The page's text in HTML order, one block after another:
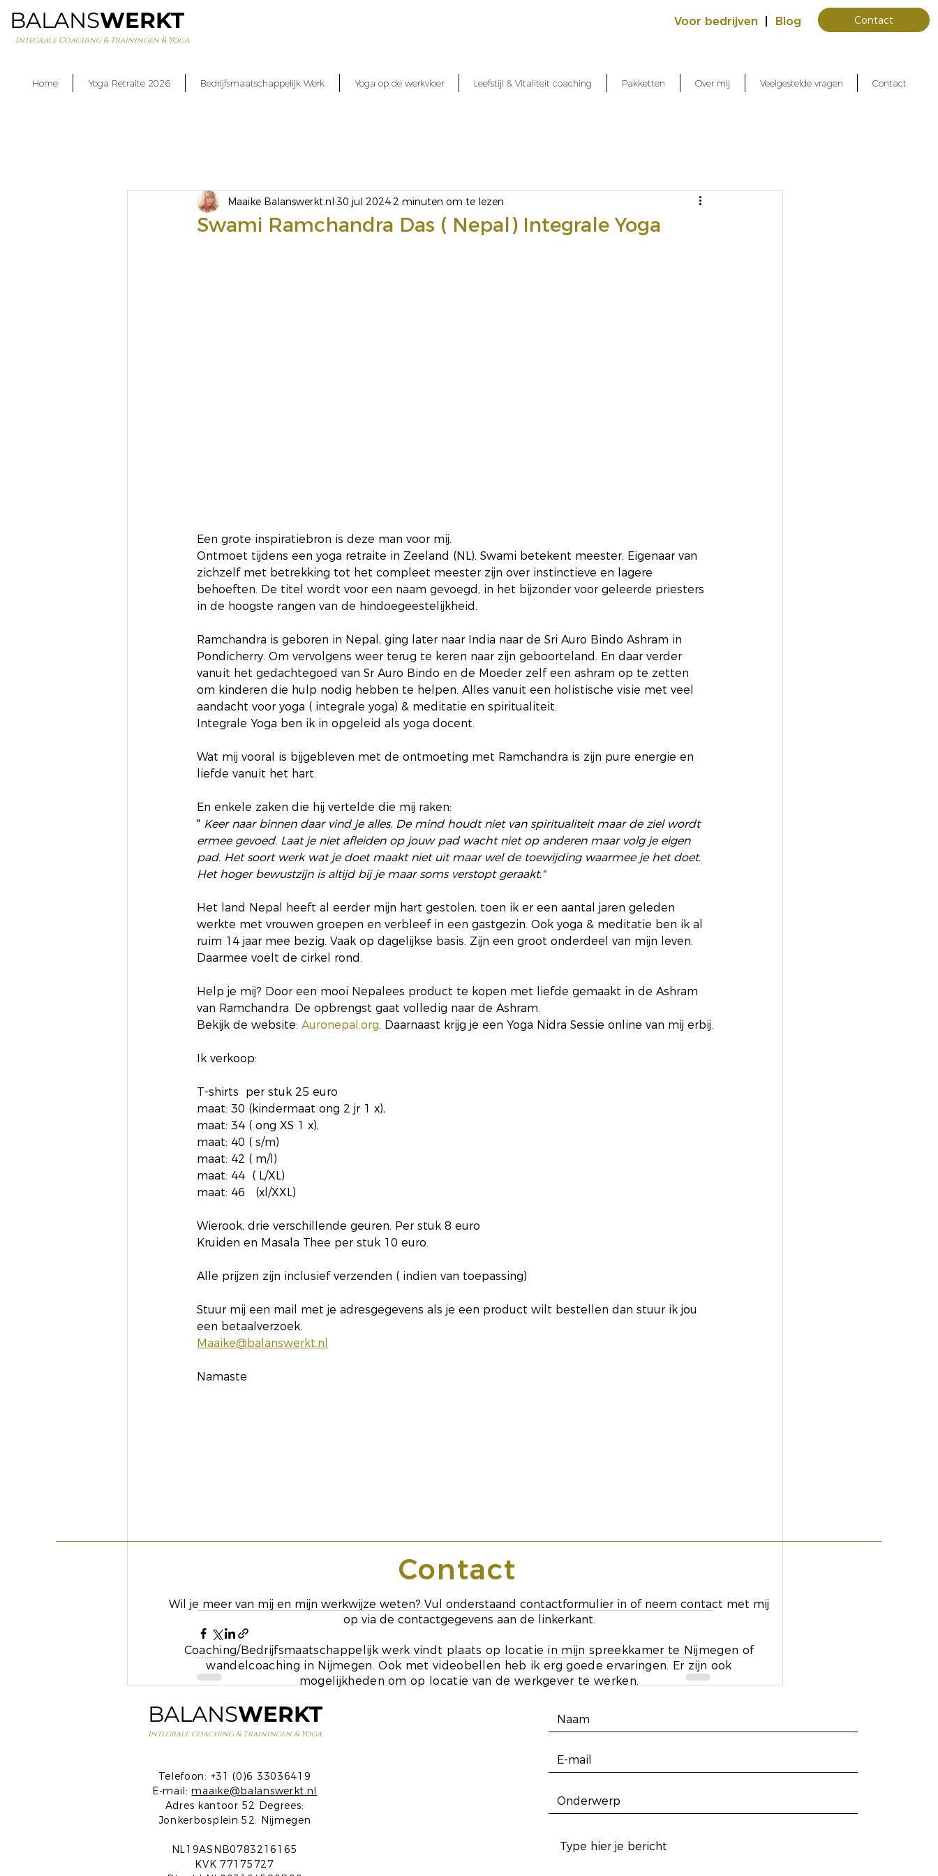
BALANSWERKT
Integrale Coaching & Trainingen & Yoga
Voor bedrijven Blog Contact
Home Yoga Retraite 2026 Bedrijfsmaatschappelijk Werk Yoga op de werkvloer Leefstijl & Vitaliteit coaching Pakketten Over mij Veelgestelde vragen Contact
Swami Ramchandra Das ( Nepal) Integrale Yoga
Maaike Balanswerkt.nl 30 jul 2024 2 minuten om te lezen
Een grote inspiratiebron is deze man voor mij.
Ontmoet tijdens een yoga retraite in Zeeland (NL). Swami betekent meester. Eigenaar van
zichzelf met betrekking tot het compleet meester zijn over instinctieve en lagere
behoeften. De titel wordt voor een naam gevoegd, in het bijzonder voor geleerde priesters
in de hoogste rangen van de hindoegeestelijkheid.
Ramchandra is geboren in Nepal, ging later naar India naar de Sri Auro Bindo Ashram in
Pondicherry. Om vervolgens weer terug te keren naar zijn geboorteland. En daar verder
vanuit het gedachtegoed van Sr Auro Bindo en de Moeder zelf een ashram op te zetten
om kinderen die hulp nodig hebben te helpen. Alles vanuit een holistische visie met veel
aandacht voor yoga ( integrale yoga) & meditatie en spiritualiteit.
Integrale Yoga ben ik in opgeleid als yoga docent.
Wat mij vooral is bijgebleven met de ontmoeting met Ramchandra is zijn pure energie en
liefde vanuit het hart.
En enkele zaken die hij vertelde die mij raken:
" Keer naar binnen daar vind je alles. De mind houdt niet van spiritualiteit maar de ziel wordt
ermee gevoed. Laat je niet afleiden op jouw pad wacht niet op anderen maar volg je eigen
pad. Het soort werk wat je doet maakt niet uit maar wel de toewijding waarmee je het doet.
Het hoger bewustzijn is altijd bij je maar soms verstopt geraakt."
Het land Nepal heeft al eerder mijn hart gestolen, toen ik er een aantal jaren geleden
werkte met vrouwen groepen en verbleef in een gastgezin. Ook yoga & meditatie ben ik al
ruim 14 jaar mee bezig. Vaak op dagelijkse basis. Zijn een groot onderdeel van mijn leven.
Daarmee voelt de cirkel rond.
Help je mij? Door een mooi Nepalees product te kopen met liefde gemaakt in de Ashram
van Ramchandra. De opbrengst gaat volledig naar de Ashram.
Bekijk de website: Auronepal.org. Daarnaast krijg je een Yoga Nidra Sessie online van mij erbij.
Ik verkoop:
T-shirts  per stuk 25 euro
maat: 30 (kindermaat ong 2 jr 1 x),
maat: 34 ( ong XS 1 x),
maat: 40 ( s/m)
maat: 42 ( m/l)
maat: 44  ( L/XL)
maat: 46   (xl/XXL)
Wierook, drie verschillende geuren. Per stuk 8 euro
Kruiden en Masala Thee per stuk 10 euro.
Alle prijzen zijn inclusief verzenden ( indien van toepassing)
Stuur mij een mail met je adresgegevens als je een product wilt bestellen dan stuur ik jou
een betaalverzoek.
Maaike@balanswerkt.nl
Namaste
Recente blogposts
Contact
Wil je meer van mij en mijn werkwijze weten? Vul onderstaand contactformulier in of neem contact met mij
op via de contactgegevens aan de linkerkant.
Coaching/Bedrijfsmaatschappelijk werk vindt plaats op locatie in mijn spreekkamer te Nijmegen of
wandelcoaching in Nijmegen. Ook met videobellen heb ik erg goede ervaringen. Er zijn ook
mogelijkheden om op locatie van de werkgever te werken.
BALANSWERKT
Integrale Coaching & Trainingen & Yoga
Telefoon: +31 (0)6 33036419
E-mail:maaike@balanswerkt.nl
Adres kantoor 52 Degrees:
Jonkerbosplein 52, Nijmegen
NL19ASNB0783216165
KVK 77175727